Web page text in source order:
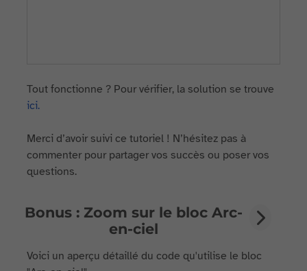
Tout fonctionne ? Pour vérifier, la solution se trouve
ici.
Merci d’avoir suivi ce tutoriel ! N’hésitez pas à
commenter pour partager vos succès ou poser vos
questions.
Bonus : Zoom sur le bloc Arc-
en-ciel
Voici un aperçu détaillé du code qu'utilise le bloc